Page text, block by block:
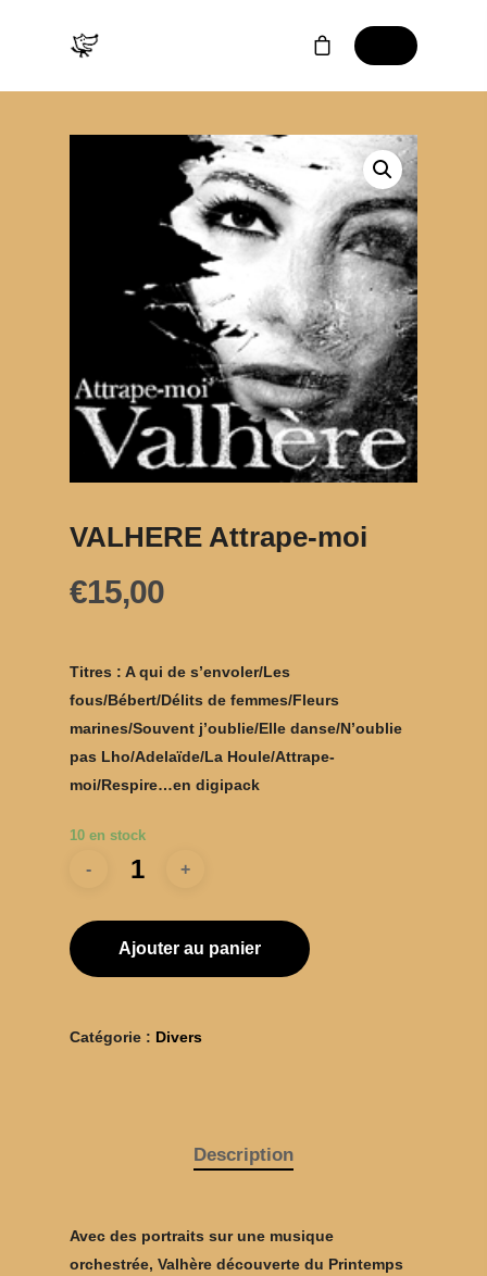
VALHERE Attrape-moi
€15,00
Titres : A qui de s’envoler/Les
fous/Bébert/Délits de femmes/Fleurs
marines/Souvent j’oublie/Elle danse/N’oublie
pas Lho/Adelaïde/La Houle/Attrape-
moi/Respire…en digipack
10 en stock
Ajouter au panier
Catégorie : Divers
Description
Avec des portraits sur une musique
orchestrée, Valhère découverte du Printemps
BOUTIQUE
MON SLIP